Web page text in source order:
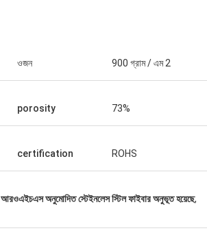
ওজন 900 গ্রাম / এম 2
porosity 73%
certification ROHS
আরওএইচএস অনুমোদিত স্টেইনলেস স্টিল ফাইবার অনুভূত হয়েছে,